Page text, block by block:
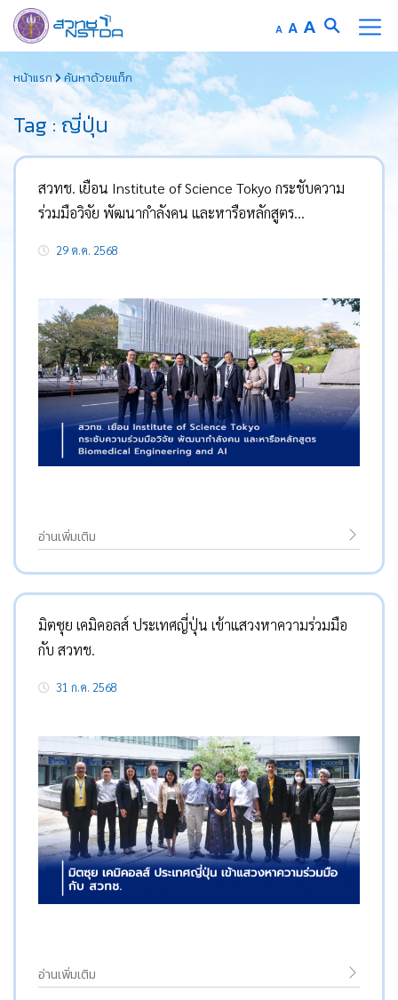
to
content
A Decrease
font
AReset
font
A Increase
font
หน้าแรก ค้นหาด้วยแท็ก
Tag : ญี่ปุ่น
สวทช. เยือน Institute of Science Tokyo กระชับความ
ร่วมมือวิจัย พัฒนากำลังคน และหารือหลักสูตร
29 ต.ค. 2568
อ่านเพิ่มเติม
มิตซุย เคมิคอลส์ ประเทศญี่ปุ่น เข้าแสวงหาความร่วมมือ
กับ สวทช.
31 ก.ค. 2568
อ่านเพิ่มเติม